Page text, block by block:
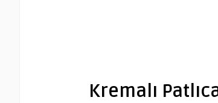
Kremalı